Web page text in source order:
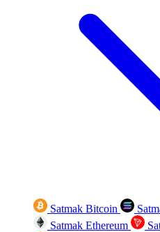
Satmak Bitcoin
Satmak Ethereum